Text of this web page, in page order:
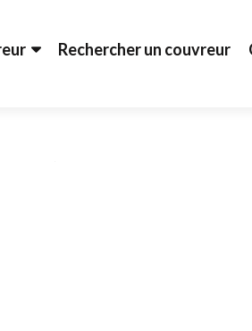
Rechercher un couvreur